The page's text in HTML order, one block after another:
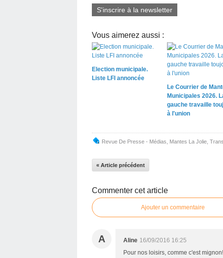
S'inscrire à la newsletter
Vous aimerez aussi :
Election municipale.
Liste LFI annoncée
Le Courrier de
Municipales 2026.
gauche travaille
à l'union
Revue De Presse - Médias Mantes La Jolie
« Article précédent
Commenter cet article
Ajouter un commentaire
A Aline 16/09/2016 16:25
Pour nos loisirs, comme c'est